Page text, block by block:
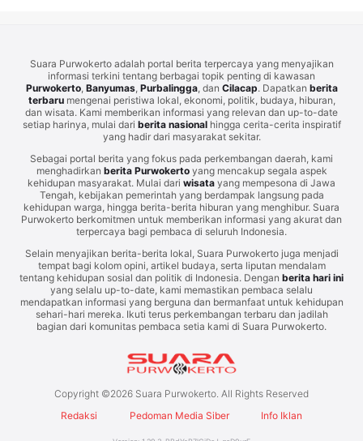
Suara Purwokerto adalah portal berita terpercaya yang menyajikan
informasi terkini tentang berbagai topik penting di kawasan
Purwokerto, Banyumas, Purbalingga, dan Cilacap. Dapatkan berita
terbarumengenai peristiwa lokal, ekonomi, politik, budaya, hiburan,
dan wisata. Kami memberikan informasi yang relevan dan up-to-date
setiap harinya, mulai dari berita nasionalhingga cerita-cerita inspiratif
yang hadir dari masyarakat sekitar.
Sebagai portal berita yang fokus pada perkembangan daerah, kami
menghadirkan berita Purwokertoyang mencakup segala aspek
kehidupan masyarakat. Mulai dari wisata yang mempesona di Jawa
Tengah, kebijakan pemerintah yang berdampak langsung pada
kehidupan warga, hingga berita-berita hiburan yang menghibur. Suara
Purwokerto berkomitmen untuk memberikan informasi yang akurat dan
terpercaya bagi pembaca di seluruh Indonesia.
Selain menyajikan berita-berita lokal, Suara Purwokerto juga menjadi
tempat bagi kolom opini, artikel budaya, serta liputan mendalam
tentang kehidupan sosial dan politik di Indonesia. Dengan berita hari ini
yang selalu up-to-date, kami memastikan pembaca selalu
mendapatkan informasi yang berguna dan bermanfaat untuk kehidupan
sehari-hari mereka. Ikuti terus perkembangan terbaru dan jadilah
bagian dari komunitas pembaca setia kami di Suara Purwokerto.
Copyright ©2026 Suara Purwokerto. All Rights Reserved
Redaksi
Pedoman Media Siber Info Iklan